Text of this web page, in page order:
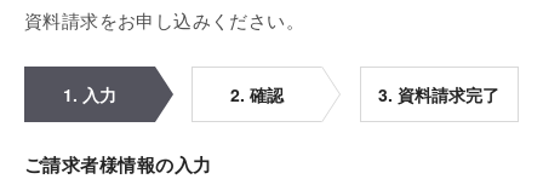
資料請求をお申し込みください。
1. 入力 2. 確認 3. 資料請求完了
ご請求者様情報の入力